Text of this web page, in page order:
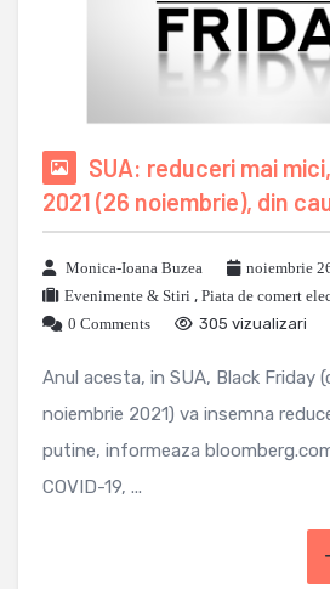
SUA: reduceri mai
2021 (26 noiembrie), din
Monica-Ioana Buzea
noiembrie
Evenimente & Stiri , Piata de comert
0 Comments
305 vizualizari
Anul acesta, in SUA, Black Friday
noiembrie 2021) va insemna
putine, informeaza
COVID-19, ...